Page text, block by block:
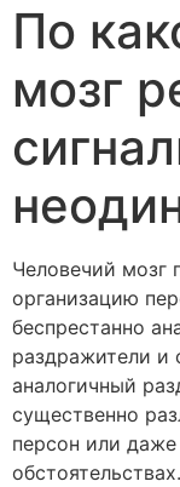
По
мозг
Человечий мозг
организацию
беспрестанно
раздражители и
аналогичный
существенно
персон или